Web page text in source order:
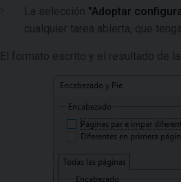
La selección "Adoptar
cualquier tarea abierta, que
El formato escrito y el resultado de